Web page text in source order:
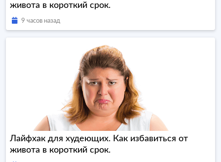
живота в короткий срок.
9 часов назад
Лайфхак для худеющих. Как избавиться от
живота в короткий срок.